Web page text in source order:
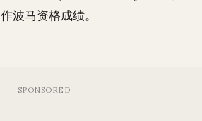
波马资格成绩。